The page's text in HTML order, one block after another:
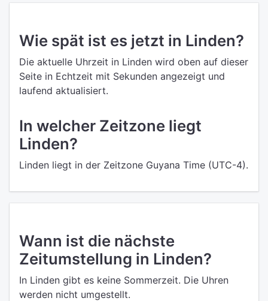
Wie spät ist es jetzt in Linden?
Die aktuelle Uhrzeit in Linden wird oben auf dieser
Seite in Echtzeit mit Sekunden angezeigt und
laufend aktualisiert.
In welcher Zeitzone liegt
Linden?
Linden liegt in der Zeitzone Guyana Time (UTC-4).
Wann ist die nächste
Zeitumstellung in Linden?
In Linden gibt es keine Sommerzeit. Die Uhren
werden nicht umgestellt.